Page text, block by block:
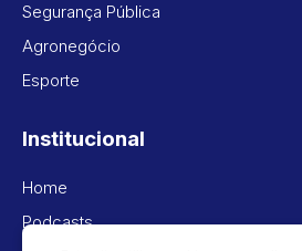
Segurança Pública
Agronegócio
Esporte
Institucional
Home
Podcasts